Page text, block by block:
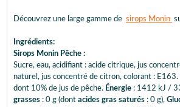
Découvrez une large gamme de sirops Monin
Ingrédients:
Sirops Monin Pêche :
Sucre, eau, acidifiant : acide citrique, jus
naturel, jus concentré de citron, colorant :
dont 10% de jus de pêche. Énergie : 1412 kJ /
grasses : 0 g (dont acides gras saturés : 0 g),